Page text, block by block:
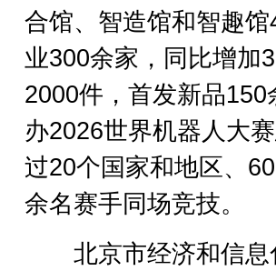
合馆、智造馆和智趣
业300余家，同比增加
2000件，首发新品
办2026世界机器人大
过20个国家和地区、
余名赛手同场竞技。
北京市经济和信息